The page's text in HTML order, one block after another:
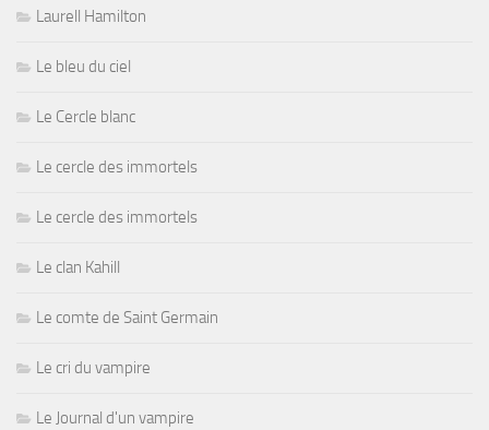
Laurell Hamilton
Le bleu du ciel
Le Cercle blanc
Le cercle des immortels
Le cercle des immortels
Le clan Kahill
Le comte de Saint Germain
Le cri du vampire
Le Journal d'un vampire